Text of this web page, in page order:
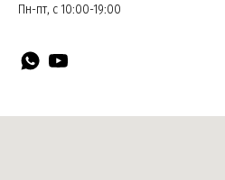
Пн-пт, с 10:00-19:00